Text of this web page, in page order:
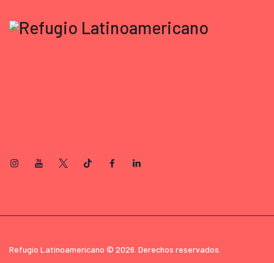
Refugio Latinoamericano © 2026. Derechos reservados.